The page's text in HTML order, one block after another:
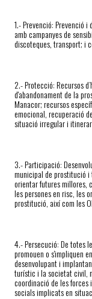
1.- Prevenció: Prevenció i
amb campanyes de
discoteques, transport;i
2.- Protecció: Recursos
d'abandonament de la
Manacor;recursos
emocional, recuperació
situació irregular i
3.- Participació:
municipal de prostitució i
orientar futures millores,
les persones en risc, les
prostitució, així com les
4.- Persecució: De totes
promouen o s'impliquen
desenvolupant i
turístic i la societat civil,
coordinació de les
socials implicats en